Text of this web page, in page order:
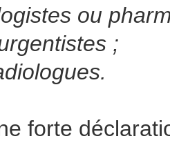
ou
;
forte